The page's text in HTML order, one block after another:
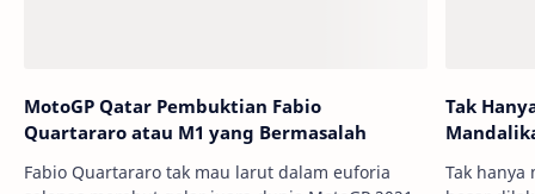
MotoGP Qatar Pembuktian Fabio
Quartararo atau M1 yang Bermasalah
Fabio Quartararo tak mau larut dalam euforia
Tak
Tak hanya melulu soal aspal, berbagai persiapan